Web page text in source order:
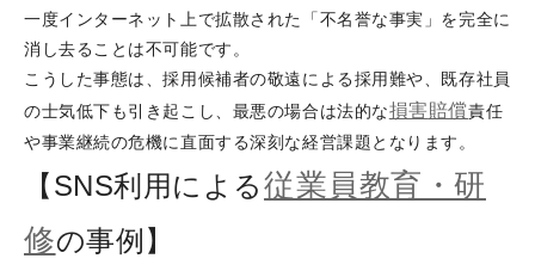
一度インターネット上で拡散された「不名誉な事実」を完全に
消し去ることは不可能です。
こうした事態は、採用候補者の敬遠による採用難や、既存社員
の士気低下も引き起こし、最悪の場合は法的な損害賠償責任
や事業継続の危機に直面する深刻な経営課題となります。
【SNS利用による従業員教育・研
修の事例】